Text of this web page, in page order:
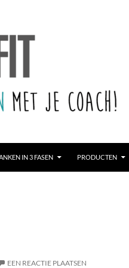
IN 3 FASEN PRODUCTEN
EEN REACTIE PLAATSEN